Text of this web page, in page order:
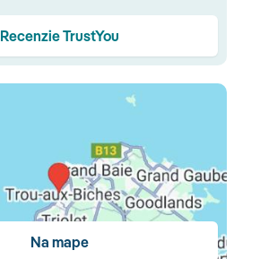
pre väčšie rodiny
• extra sprcha, WC a spálňa • s
Pool Beachfront Suite
(102 m²) a
sprchu a spálňu, vhodné pre rodinu
bufetových stolov • možnosť
Recenzie TrustYou
Na mape